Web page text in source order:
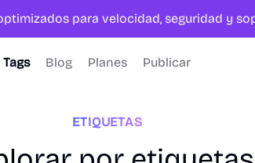
para velocidad, seguridad y
Tags Blog Planes Publicar
ETIQUETAS